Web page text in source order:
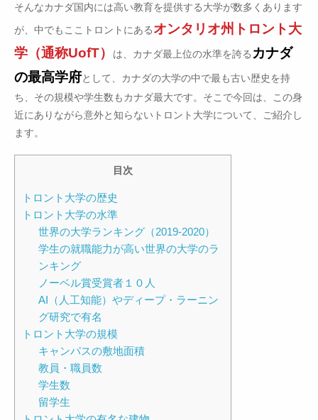
そんなカナダ国内には高い教育を提供する大学が数多くあります
が、中でもここトロントにあるオンタリオ州トロント大
学（通称UofT）
は、カナダ最上位の水準を誇る カナダ
の最高学府として、カナダの大学の中で最も古い歴史を持
ち、その規模や学生数もカナダ最大です。そこで今回は、この身
近にありながら意外と知らないトロント大学について、ご紹介し
ます。
目次
トロント大学の歴史
トロント大学の水準
世界の大学ランキング（2019-2020）
学生の就職能力が高い世界の大学のラ
ンキング
ノーベル賞受賞者１０人
AI（人工知能）やディープ・ラーニン
グ研究で有名
トロント大学の規模
キャンパスの敷地面積
教員・職員数
学生数
留学生